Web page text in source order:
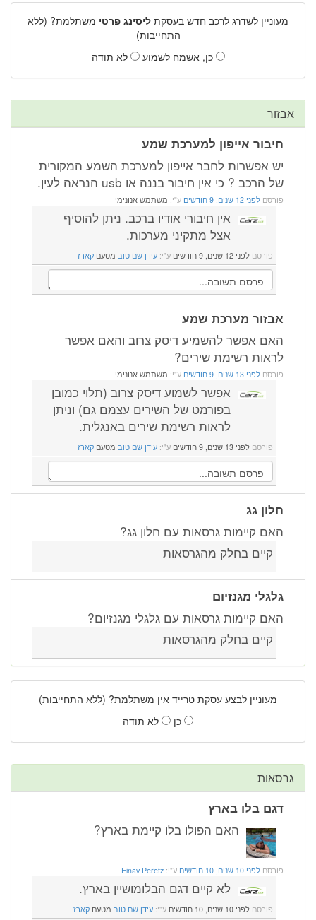
מעוניין לשדרג לרכב חדש בעסקת ליסינג פרטי משתלמת? (ללא
התחייבות)
כן, אשמח לשמוע
לא תודה
אבזור
חיבור אייפון למערכת שמע
יש אפשרות לחבר אייפון למערכת השמע המקורית
של הרכב ? כי אין חיבור בננה או usb הנראה לעין.
פורסם לפני 12 שנים, 9 חודשים ע"י: משתמש אנונימי
אין חיבורי אודיו ברכב. ניתן להוסיף
אצל מתקיני מערכות.
פורסם לפני 12 שנים, 9 חודשים ע"י: עידן שם טוב מטעם קארז
אבזור מערכת שמע
האם אפשר להשמיע דיסק צרוב והאם אפשר
לראות רשימת שירים?
פורסם לפני 13 שנים, 9 חודשים ע"י: משתמש אנונימי
אפשר לשמוע דיסק צרוב (תלוי כמובן
בפורמט של השירים עצמם גם) וניתן
לראות רשימת שירים באנגלית.
פורסם לפני 13 שנים, 9 חודשים ע"י: עידן שם טוב מטעם קארז
חלון גג
האם קיימות גרסאות עם חלון גג?
קיים בחלק מהגרסאות
גלגלי מגנזיום
האם קיימות גרסאות עם גלגלי מגנזיום?
קיים בחלק מהגרסאות
מעוניין לבצע עסקת טרייד אין משתלמת? (ללא התחייבות)
כן
לא תודה
גרסאות
דגם בלו בארץ
האם הפולו בלו קיימת בארץ?
פורסם לפני 10 שנים, 10 חודשים ע"י: Einav Peretz
לא קיים דגם הבלומושיין בארץ.
פורסם לפני 10 שנים, 10 חודשים ע"י: עידן שם טוב מטעם קארז